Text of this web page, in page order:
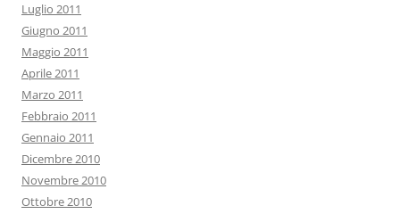
Luglio 2011
Giugno 2011
Maggio 2011
Aprile 2011
Marzo 2011
Febbraio 2011
Gennaio 2011
Dicembre 2010
Novembre 2010
Ottobre 2010